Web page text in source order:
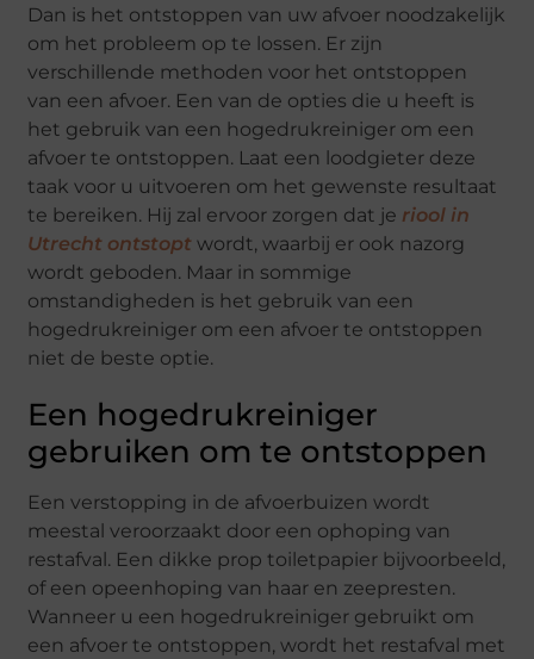
Dan is het ontstoppen van uw afvoer noodzakelijk
om het probleem op te lossen. Er zijn
verschillende methoden voor het ontstoppen
van een afvoer. Een van de opties die u heeft is
het gebruik van een hogedrukreiniger om een
afvoer te ontstoppen. Laat een loodgieter deze
taak voor u uitvoeren om het gewenste resultaat
te bereiken. Hij zal ervoor zorgen dat je riool in
Utrecht ontstopt wordt, waarbij er ook nazorg
wordt geboden. Maar in sommige
omstandigheden is het gebruik van een
hogedrukreiniger om een afvoer te ontstoppen
niet de beste optie.
Een hogedrukreiniger
gebruiken om te ontstoppen
Een verstopping in de afvoerbuizen wordt
meestal veroorzaakt door een ophoping van
restafval. Een dikke prop toiletpapier bijvoorbeeld,
of een opeenhoping van haar en zeepresten.
Wanneer u een hogedrukreiniger gebruikt om
een afvoer te ontstoppen, wordt het restafval met